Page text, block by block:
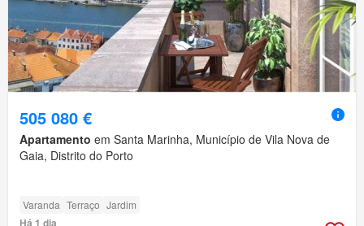
505 080 €
Apartamento em Santa Marinha, Município de Vila Nova de
Gaia, Distrito do Porto
Varanda Terraço Jardim
Há 1 dia